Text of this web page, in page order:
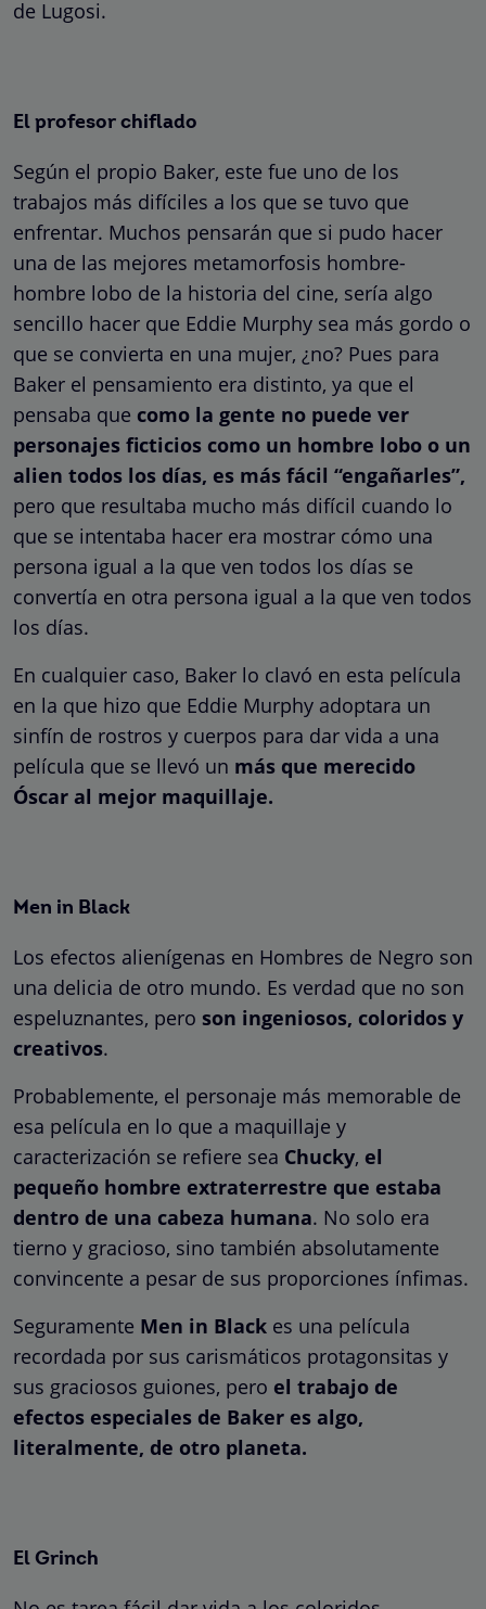
de Lugosi.
El profesor chiflado
Según el propio Baker, este fue uno de los
trabajos más difíciles a los que se tuvo que
enfrentar. Muchos pensarán que si pudo hacer
una de las mejores metamorfosis hombre-
hombre lobo de la historia del cine, sería algo
sencillo hacer que Eddie Murphy sea más gordo o
que se convierta en una mujer, ¿no? Pues para
Baker el pensamiento era distinto, ya que el
pensaba que como la gente no puede ver
personajes ficticios como un hombre lobo o un
alien todos los días, es más fácil “engañarles”,
pero que resultaba mucho más difícil cuando lo
que se intentaba hacer era mostrar cómo una
persona igual a la que ven todos los días se
convertía en otra persona igual a la que ven todos
los días.
En cualquier caso, Baker lo clavó en esta película
en la que hizo que Eddie Murphy adoptara un
sinfín de rostros y cuerpos para dar vida a una
película que se llevó un más que merecido
Óscar al mejor maquillaje.
Men in Black
Los efectos alienígenas en Hombres de Negro son
una delicia de otro mundo. Es verdad que no son
espeluznantes, pero son ingeniosos, coloridos y
creativos.
Probablemente, el personaje más memorable de
esa película en lo que a maquillaje y
caracterización se refiere sea Chucky, el
pequeño hombre extraterrestre que estaba
dentro de una cabeza humana. No solo era
tierno y gracioso, sino también absolutamente
convincente a pesar de sus proporciones ínfimas.
Seguramente Men in Black es una película
recordada por sus carismáticos protagonsitas y
sus graciosos guiones, pero el trabajo de
efectos especiales de Baker es algo,
literalmente, de otro planeta.
El Grinch